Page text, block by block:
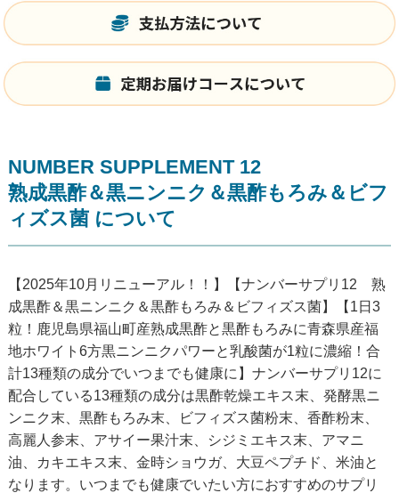
NUMBER SUPPLEMENT 12
熟成黒酢＆黒ニンニク＆黒酢もろみ＆ビフ
ィズス菌 について
【2025年10月リニューアル！！】【ナンバーサプリ12 熟
成黒酢＆黒ニンニク＆黒酢もろみ＆ビフィズス菌】【1日3
粒！鹿児島県福山町産熟成黒酢と黒酢もろみに青森県産福
地ホワイト6方黒ニンニクパワーと乳酸菌が1粒に濃縮！合
計13種類の成分でいつまでも健康に】ナンバーサプリ12に
配合している13種類の成分は黒酢乾燥エキス末、発酵黒ニ
ンニク末、黒酢もろみ末、ビフィズス菌粉末、香酢粉末、
高麗人参末、アサイー果汁末、シジミエキス末、アマニ
油、カキエキス末、金時ショウガ、大豆ペプチド、米油と
なります。いつまでも健康でいたい方におすすめのサプリ